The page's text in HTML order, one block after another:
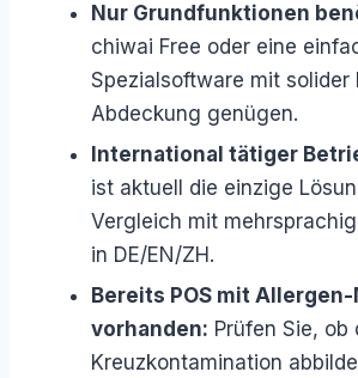
Nur Grundfunktionen
chiwai Free oder eine
Spezialsoftware mit solider
Abdeckung genügen.
International tätiger
ist aktuell die einzige
Vergleich mit
in DE/EN/ZH.
Bereits POS mit Allergen-
vorhanden: Prüfen Sie, ob
Kreuzkontamination